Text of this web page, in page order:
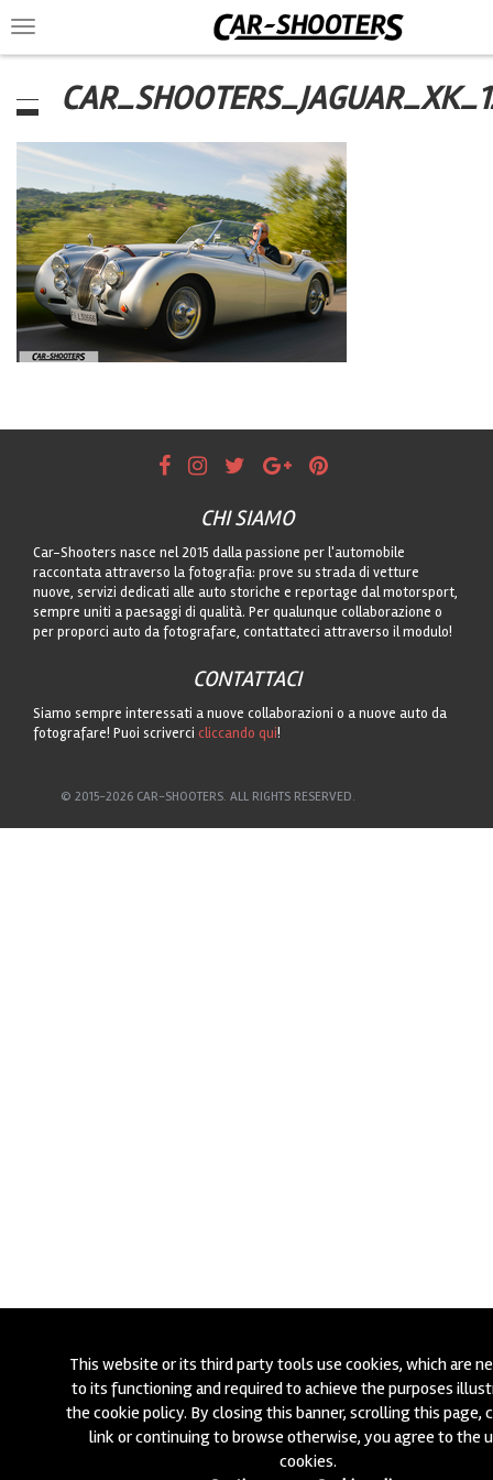
Toggle
navigation
CHI SIAMO
Car-Shooters nasce nel 2015 dalla passione per l'automobile
raccontata attraverso la fotografia: prove su strada di vetture
nuove, servizi dedicati alle auto storiche e reportage dal motorsport,
sempre uniti a paesaggi di qualità. Per qualunque collaborazione o
per proporci auto da fotografare, contattateci attraverso il modulo!
CONTATTACI
Siamo sempre interessati a nuove collaborazioni o a nuove auto da
fotografare! Puoi scriverci cliccando qui!
© 2015-2026 CAR-SHOOTERS. ALL RIGHTS RESERVED.
This website or its third party tools use cookies, which are
to its functioning and required to achieve the purposes
the cookie policy. By closing this banner, scrolling this page,
link or continuing to browse otherwise, you agree to the
cookies.